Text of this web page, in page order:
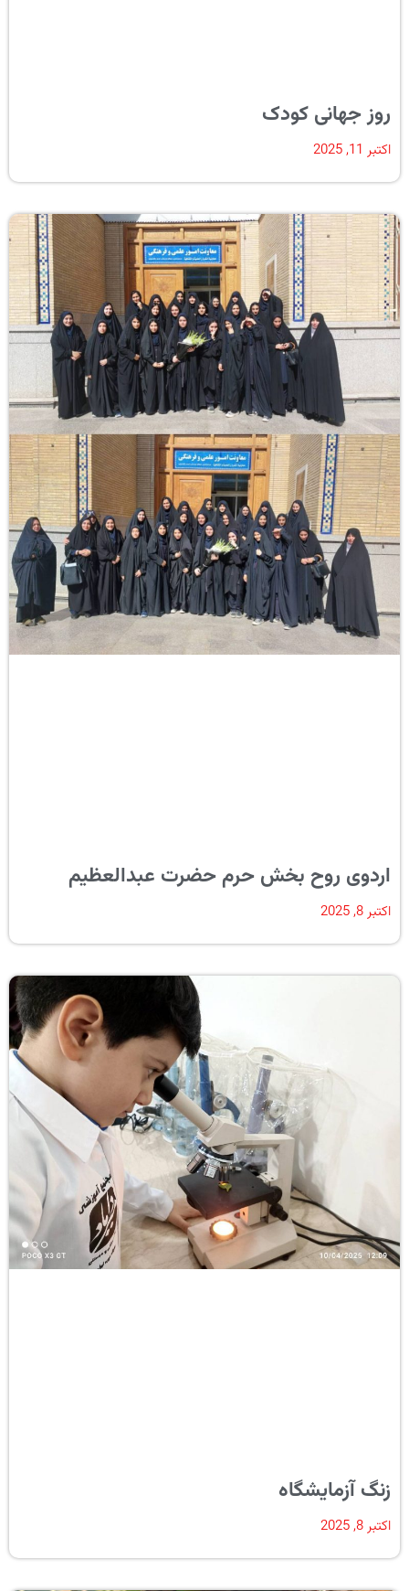
روز جهانی کودک
اکتبر 11, 2025
اردوی روح بخش حرم حضرت عبدالعظیم
اکتبر 8, 2025
زنگ آزمایشگاه
اکتبر 8, 2025